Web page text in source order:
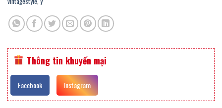
Thông tin khuyến mại
Facebook Instagram